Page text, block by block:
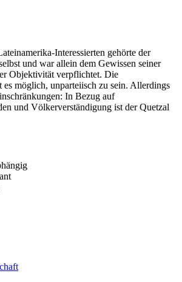
Interessierten gehörte der
und war allein dem Gewissen seiner
Objektivität verpflichtet. Die
es möglich, unparteiisch zu sein. Allerdings
In Bezug auf
und Völkerverständigung ist der Quetzal